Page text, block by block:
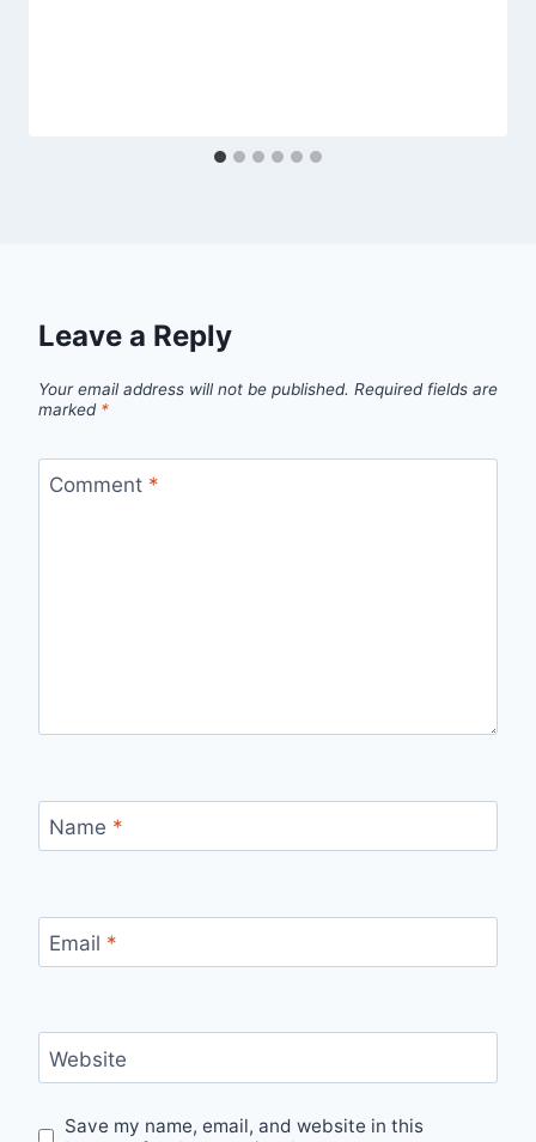
Leave a Reply
Your email address will not be published. Required fields are
marked *
Comment *
Name *
Email *
Website
Save my name, email, and website in this